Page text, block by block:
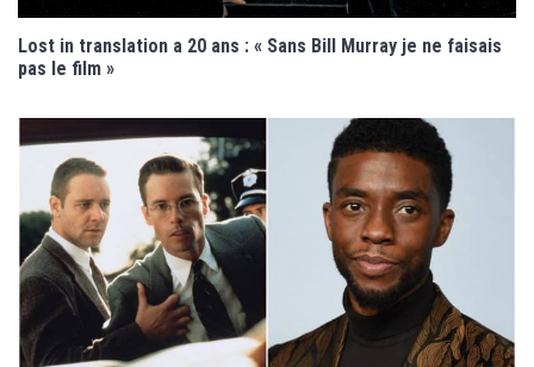
Lost in translation a 20 ans : « Sans Bill Murray je ne faisais
pas le film »